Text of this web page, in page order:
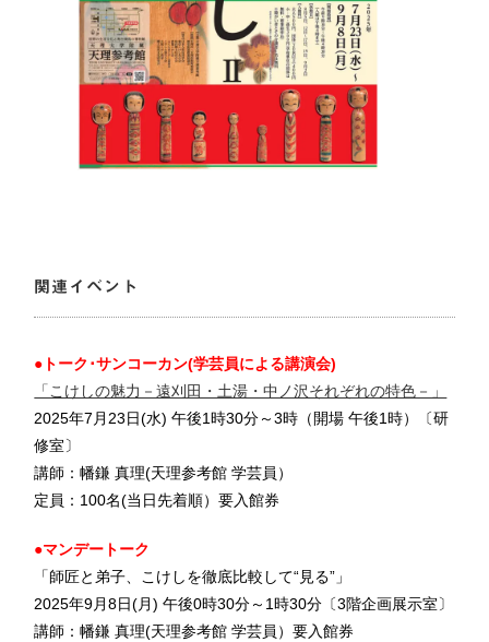
関連イベント
●トーク･サンコーカン(学芸員による講演会)
「こけしの魅力－遠刈田・土湯・中ノ沢それぞれの特色－」
2025年7月23日(水) 午後1時30分～3時（開場 午後1時）
〔研
修室〕
講師：幡鎌 真理(天理参考館 学芸員）
定員：100名(当日先着順）要入館券
●マンデートーク
「師匠と弟子、こけしを徹底比較して“見る”」
2025年9月8日(月) 午後0時30分～1時30分 〔3階企画展示室〕
講師：幡鎌 真理(天理参考館 学芸員）要入館券